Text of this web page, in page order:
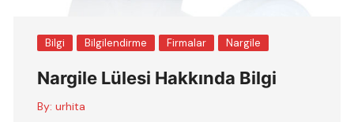
Bilgi Bilgilendirme Firmalar Nargile
Nargile Lülesi Hakkında Bilgi
By: urhita